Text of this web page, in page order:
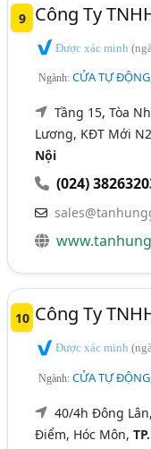
9 Công Ty
Được xác minh
Ngành:CỬA TỰ
Tầng 15, Tòa
Lương, KĐT Mới
Nội
(024)
10 Công Ty
Được xác minh
Ngành:CỬA TỰ
40/4h Đông
Điểm, Hóc Môn,